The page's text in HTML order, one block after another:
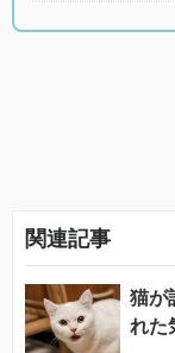
関連記事
猫が
れた